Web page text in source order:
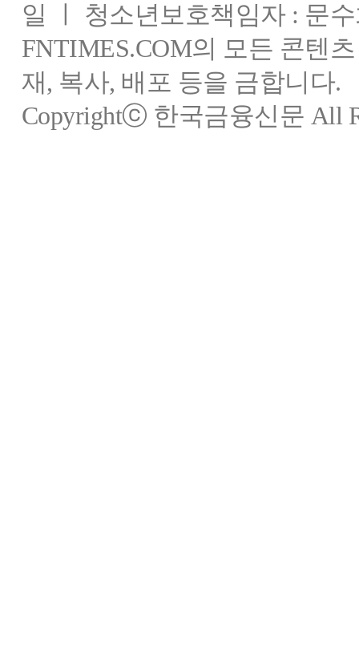
일 ㅣ 청소년보호책임자 : 문
FNTIMES.COM의 모든 콘텐
재, 복사, 배포 등을 금합니다.
Copyrightⓒ 한국금융신문 All